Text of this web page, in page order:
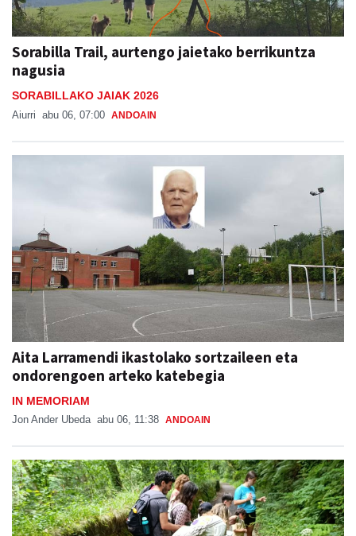
Sorabilla Trail, aurtengo jaietako berrikuntza
nagusia
SORABILLAKO JAIAK 2026
Aiurri abu 06, 07:00 ANDOAIN
Aita Larramendi ikastolako sortzaileen eta
ondorengoen arteko katebegia
IN MEMORIAM
Jon Ander Ubeda abu 06, 11:38 ANDOAIN